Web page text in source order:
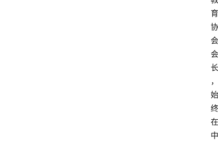
育
协
会
会
长
，
始
终
在
中